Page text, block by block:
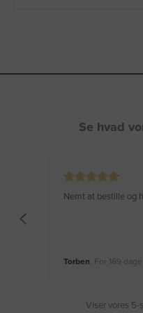
Se hvad
Nemt at bestille og
Torben, For 169
Viser vores 5-